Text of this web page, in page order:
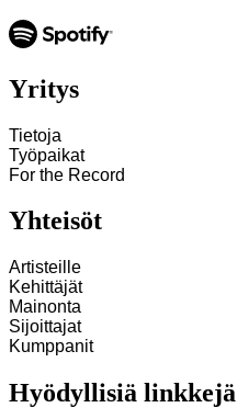
Yritys
Tietoja
Työpaikat
For the Record
Yhteisöt
Artisteille
Kehittäjät
Mainonta
Sijoittajat
Kumppanit
Hyödyllisiä linkkejä